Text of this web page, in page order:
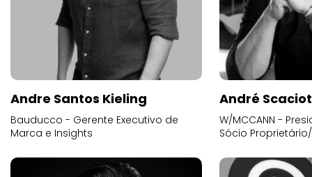
Andre Santos Kieling
Bauducco - Gerente Executivo de
Marca e Insights
André
W/MCCANN -
Sócio